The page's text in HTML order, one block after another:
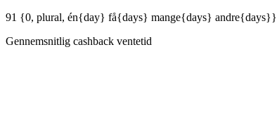
91 {0, plural, én{day} få{days} mange{days} andre{days}}
Gennemsnitlig cashback ventetid